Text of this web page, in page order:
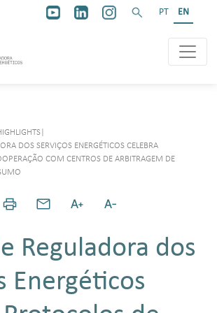
PT EN
DOS SERVIÇOS ENERGÉTICOS CELEBRA
COM CENTROS DE ARBITRAGEM DE
Reguladora dos
Energéticos